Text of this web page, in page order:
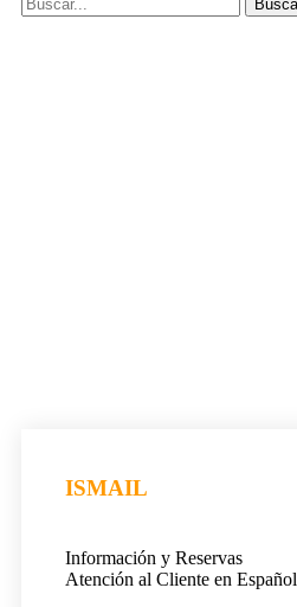
ISMAIL
Información y Reservas
Atención al Cliente en Español